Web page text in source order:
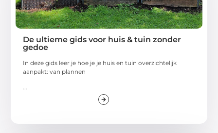
De ultieme gids voor huis & tuin zonder
gedoe
In deze gids leer je hoe je je huis en tuin overzichtelijk
aanpakt: van plannen
...